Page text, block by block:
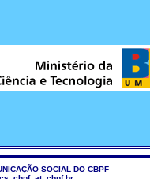
SOCIAL DO CBPF